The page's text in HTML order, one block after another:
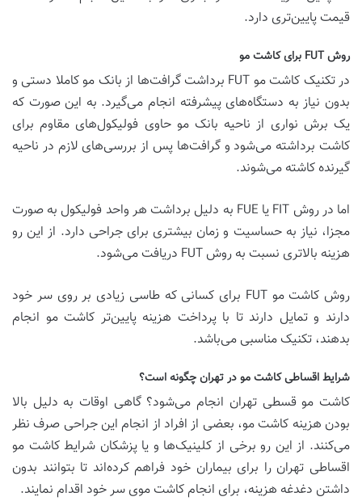
قیمت پایین‌تری دارد.
روش FUT برای کاشت مو
در تکنیک کاشت مو FUT برداشت گرافت‌ها از بانک مو کاملا دستی و
بدون نیاز به دستگاه‌های پیشرفته انجام می‌گیرد. به این صورت که
یک برش نواری از ناحیه بانک مو حاوی فولیکول‌های مقاوم برای
کاشت برداشته می‌شود و گرافت‌ها پس از بررسی‌های لازم در ناحیه
گیرنده کاشته می‌شوند.
اما در روش FIT یا FUE به دلیل برداشت هر واحد فولیکول به صورت
مجزا، نیاز به حساسیت و زمان بیشتری برای جراحی دارد. از این رو
هزینه بالاتری نسبت به روش FUT دریافت می‌شود.
روش کاشت مو FUT برای کسانی که طاسی زیادی بر روی سر خود
دارند و تمایل دارند تا با پرداخت هزینه پایین‌تر کاشت مو انجام
بدهند، تکنیک مناسبی می‌باشد.
شرایط اقساطی کاشت مو در تهران چگونه است؟
کاشت مو قسطی تهران انجام می‌شود؟ گاهی اوقات به دلیل بالا
بودن هزینه کاشت مو، بعضی از افراد از انجام این جراحی صرف نظر
می‌کنند. از این رو برخی از کلینیک‌ها و یا پزشکان شرایط کاشت مو
اقساطی تهران را برای بیماران خود فراهم کرده‌اند تا بتوانند بدون
داشتن دغدغه هزینه، برای انجام کاشت موی سر خود اقدام نمایند.